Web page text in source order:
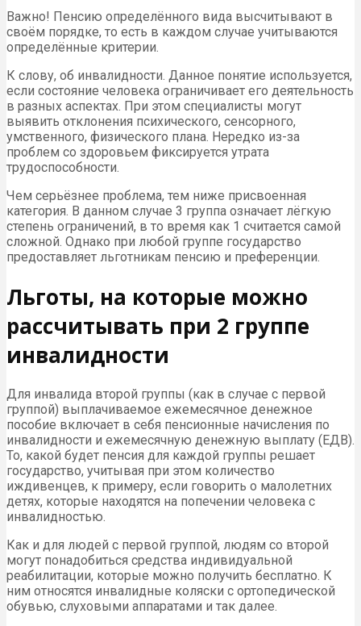
Важно! Пенсию определённого вида высчитывают в
своём порядке, то есть в каждом случае учитываются
определённые критерии.
К слову, об инвалидности. Данное понятие используется,
если состояние человека ограничивает его деятельность
в разных аспектах. При этом специалисты могут
выявить отклонения психического, сенсорного,
умственного, физического плана. Нередко из-за
проблем со здоровьем фиксируется утрата
трудоспособности.
Чем серьёзнее проблема, тем ниже присвоенная
категория. В данном случае 3 группа означает лёгкую
степень ограничений, в то время как 1 считается самой
сложной. Однако при любой группе государство
предоставляет льготникам пенсию и преференции.
Льготы, на которые можно
рассчитывать при 2 группе
инвалидности
Для инвалида второй группы (как в случае с первой
группой) выплачиваемое ежемесячное денежное
пособие включает в себя пенсионные начисления по
инвалидности и ежемесячную денежную выплату (ЕДВ).
То, какой будет пенсия для каждой группы решает
государство, учитывая при этом количество
иждивенцев, к примеру, если говорить о малолетних
детях, которые находятся на попечении человека с
инвалидностью.
Как и для людей с первой группой, людям со второй
могут понадобиться средства индивидуальной
реабилитации, которые можно получить бесплатно. К
ним относятся инвалидные коляски с ортопедической
обувью, слуховыми аппаратами и так далее.